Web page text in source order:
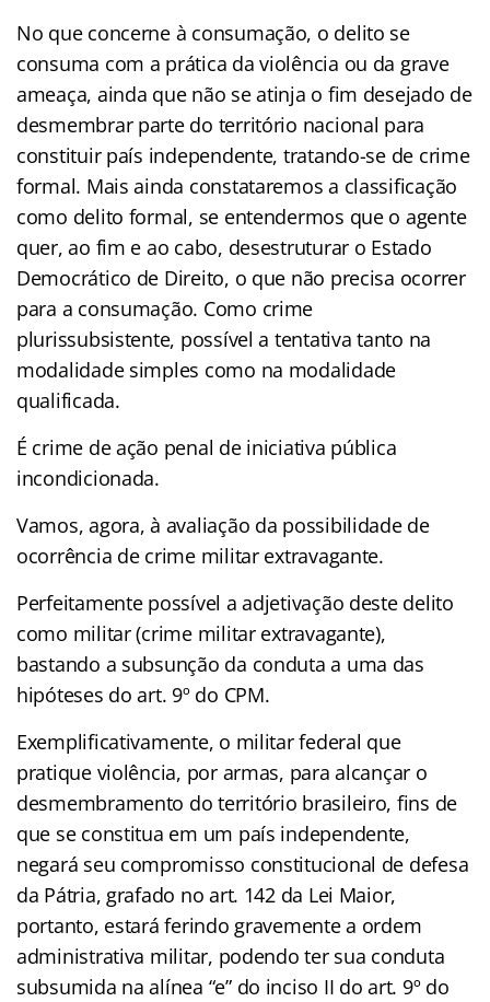
No que concerne à consumação, o delito se
consuma com a prática da violência ou da grave
ameaça, ainda que não se atinja o fim desejado de
desmembrar parte do território nacional para
constituir país independente, tratando-se de crime
formal. Mais ainda constataremos a classificação
como delito formal, se entendermos que o agente
quer, ao fim e ao cabo, desestruturar o Estado
Democrático de Direito, o que não precisa ocorrer
para a consumação. Como crime
plurissubsistente, possível a tentativa tanto na
modalidade simples como na modalidade
qualificada.
É crime de ação penal de iniciativa pública
incondicionada.
Vamos, agora, à avaliação da possibilidade de
ocorrência de crime militar extravagante.
Perfeitamente possível a adjetivação deste delito
como militar (crime militar extravagante),
bastando a subsunção da conduta a uma das
hipóteses do art. 9º do CPM.
Exemplificativamente, o militar federal que
pratique violência, por armas, para alcançar o
desmembramento do território brasileiro, fins de
que se constitua em um país independente,
negará seu compromisso constitucional de defesa
da Pátria, grafado no art. 142 da Lei Maior,
portanto, estará ferindo gravemente a ordem
administrativa militar, podendo ter sua conduta
subsumida na alínea “e” do inciso II do art. 9º do